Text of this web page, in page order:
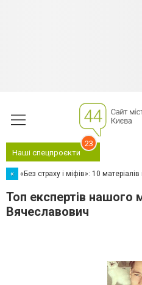
Наші спецпроєкти
23
« «Без страху і міфів»: 10
Топ експертів нашого
Вячеславович